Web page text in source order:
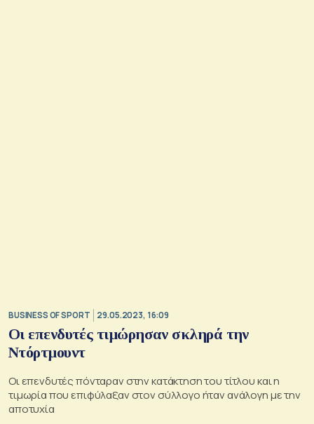
BUSINESS OF SPORT 29.05.2023, 16:09
Οι επενδυτές τιμώρησαν σκληρά την
Ντόρτμουντ
Οι επενδυτές πόνταραν στην κατάκτηση του τίτλου και η
τιμωρία που επιφύλαξαν στον σύλλογο ήταν ανάλογη με την
αποτυχία